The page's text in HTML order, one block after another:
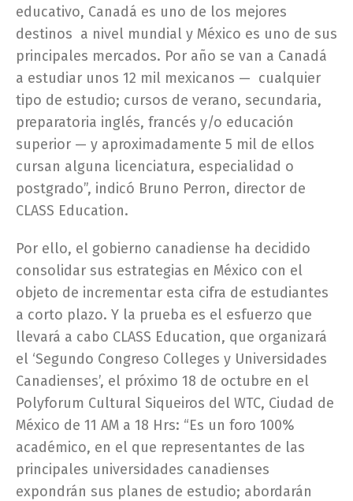
educativo, Canadá es uno de los mejores
destinos a nivel mundial y México es uno de sus
principales mercados. Por año se van a Canadá
a estudiar unos 12 mil mexicanos — cualquier
tipo de estudio; cursos de verano, secundaria,
preparatoria inglés, francés y/o educación
superior — y aproximadamente 5 mil de ellos
cursan alguna licenciatura, especialidad o
postgrado”, indicó Bruno Perron, director de
CLASS Education.
Por ello, el gobierno canadiense ha decidido
consolidar sus estrategias en México con el
objeto de incrementar esta cifra de estudiantes
a corto plazo. Y la prueba es el esfuerzo que
llevará a cabo CLASS Education, que organizará
el ‘Segundo Congreso Colleges y Universidades
Canadienses’, el próximo 18 de octubre en el
Polyforum Cultural Siqueiros del WTC, Ciudad de
México de 11 AM a 18 Hrs: “Es un foro 100%
académico, en el que representantes de las
principales universidades canadienses
expondrán sus planes de estudio; abordarán